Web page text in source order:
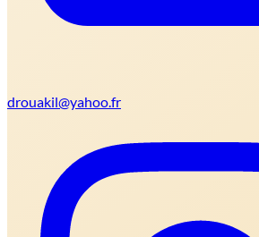
drouakil@yahoo.fr